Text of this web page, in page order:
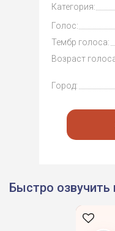
Категория:
Голос:
Тембр голоса:
Возраст
Город:
Быстро озвучить